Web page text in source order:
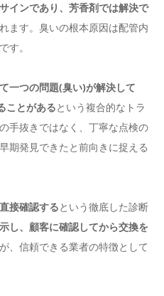
インであり、芳香剤では解決で
ます。臭いの根本原因は配管内
す。
一つの問題(臭い)が解決して
ことがあるという複合的なトラ
手抜きではなく、丁寧な点検の
期発見できたと前向きに捉える
接確認するという徹底した診断
し、顧客に確認してから交換を
、信頼できる業者の特徴として